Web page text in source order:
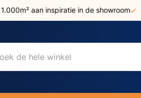
1.000m² aan inspiratie in de showroom